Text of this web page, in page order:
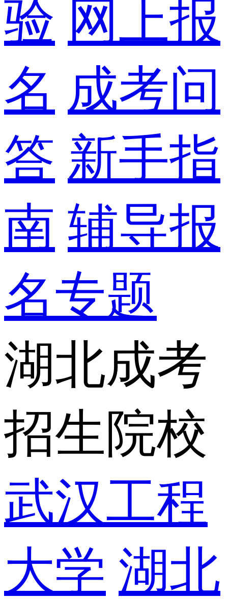
验 网上报
名 成考问
答 新手指
南 辅导报
名专题
湖北成考
招生院校
武汉工程
大学 湖北